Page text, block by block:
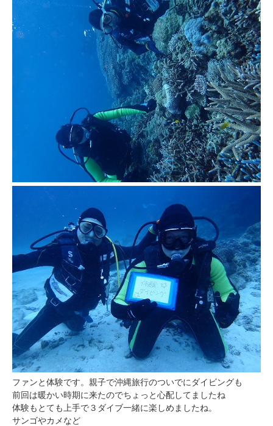
ファンと体験です。親子で沖縄旅行のついでにダイビングも
前回は暖かい時期に来たのでちょっと心配してましたね
体験もとても上手で３ダイブ一緒に楽しめましたね。
サンゴやカメなど